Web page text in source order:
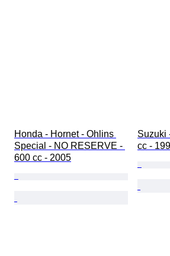
Honda - Hornet - Ohlins
Special - NO RESERVE -
600 cc - 2005
Suzuki
cc -